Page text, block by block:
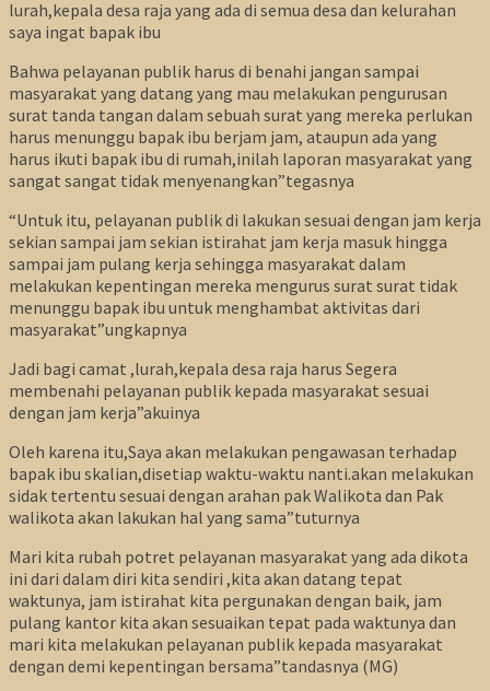
lurah,kepala desa raja yang ada di semua desa dan kelurahan
saya ingat bapak ibu
Bahwa pelayanan publik harus di benahi jangan sampai
masyarakat yang datang yang mau melakukan pengurusan
surat tanda tangan dalam sebuah surat yang mereka perlukan
harus menunggu bapak ibu berjam jam, ataupun ada yang
harus ikuti bapak ibu di rumah,inilah laporan masyarakat yang
sangat sangat tidak menyenangkan”tegasnya
“Untuk itu, pelayanan publik di lakukan sesuai dengan jam kerja
sekian sampai jam sekian istirahat jam kerja masuk hingga
sampai jam pulang kerja sehingga masyarakat dalam
melakukan kepentingan mereka mengurus surat surat tidak
menunggu bapak ibu untuk menghambat aktivitas dari
masyarakat”ungkapnya
Jadi bagi camat ,lurah,kepala desa raja harus Segera
membenahi pelayanan publik kepada masyarakat sesuai
dengan jam kerja”akuinya
Oleh karena itu,Saya akan melakukan pengawasan terhadap
bapak ibu skalian,disetiap waktu-waktu nanti.akan melakukan
sidak tertentu sesuai dengan arahan pak Walikota dan Pak
walikota akan lakukan hal yang sama”tuturnya
Mari kita rubah potret pelayanan masyarakat yang ada dikota
ini dari dalam diri kita sendiri ,kita akan datang tepat
waktunya, jam istirahat kita pergunakan dengan baik, jam
pulang kantor kita akan sesuaikan tepat pada waktunya dan
mari kita melakukan pelayanan publik kepada masyarakat
dengan demi kepentingan bersama”tandasnya (MG)